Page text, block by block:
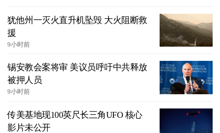
犹他州一灭火直升机坠毁 大火阻断救
援
9小时前
锡安教会案将审 美议员呼吁中共释放
被押人员
9小时前
传美基地现100英尺长三角UFO 核心
影片未公开